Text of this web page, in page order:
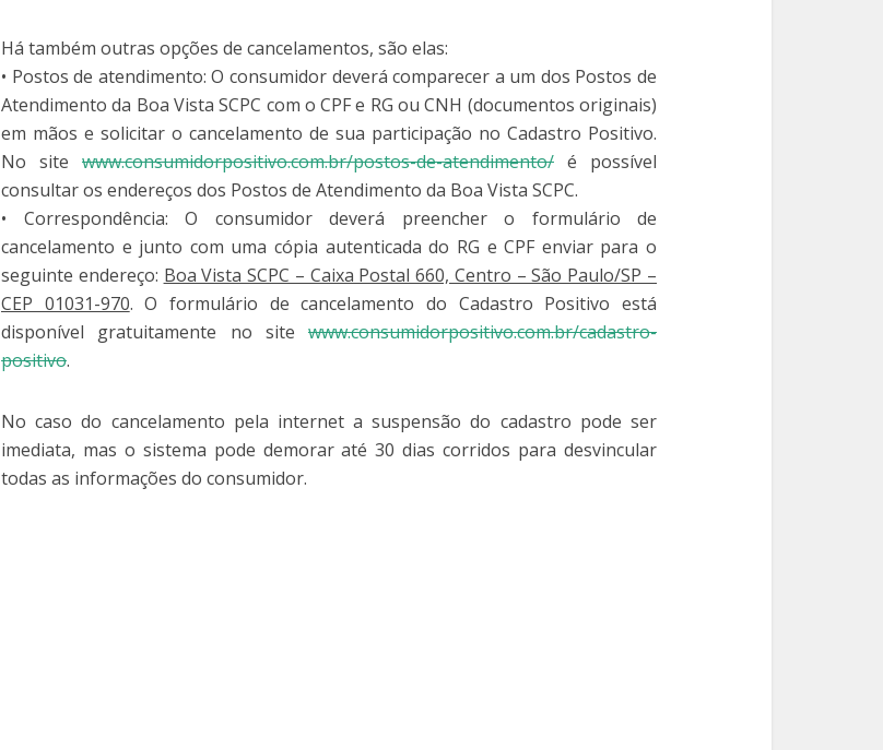
Há também outras opções de cancelamentos, são elas:
• Postos de atendimento: O consumidor deverá comparecer a um dos Postos de
Atendimento da Boa Vista SCPC com o CPF e RG ou CNH (documentos originais)
em mãos e solicitar o cancelamento de sua participação no Cadastro Positivo.
No site www.consumidorpositivo.com.br/postos-de-atendimento/ é possível
consultar os endereços dos Postos de Atendimento da Boa Vista SCPC.
• Correspondência: O consumidor deverá preencher o formulário de
cancelamento e junto com uma cópia autenticada do RG e CPF enviar para o
seguinte endereço: Boa Vista SCPC – Caixa Postal 660, Centro – São Paulo/SP –
CEP 01031-970. O formulário de cancelamento do Cadastro Positivo está
disponível gratuitamente no site www.consumidorpositivo.com.br/cadastro-
positivo.
No caso do cancelamento pela internet a suspensão do cadastro pode ser
imediata, mas o sistema pode demorar até 30 dias corridos para desvincular
todas as informações do consumidor.